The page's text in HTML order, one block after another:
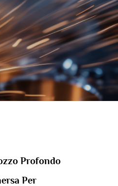
Profondo
Per